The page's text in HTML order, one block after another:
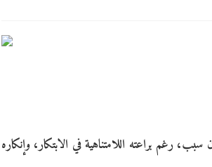
رغم براعته اللامتناهية في الابتكار، وإنكاره